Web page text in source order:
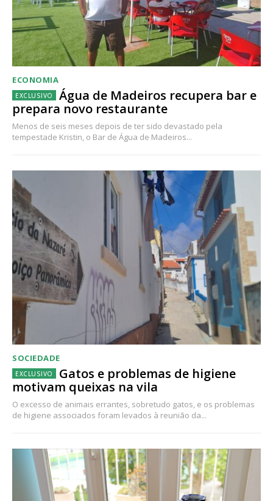
ECONOMIA
Água de Madeiros recupera bar e
prepara novo restaurante
Menos de seis meses depois de ter sido devastado pela
tempestade Kristin, o Bar de Água de Madeiros...
SOCIEDADE
Gatos e problemas de higiene
motivam queixas na vila
O excesso de animais errantes, sobretudo gatos, e os problemas
de higiene associados foram levados à reunião da...